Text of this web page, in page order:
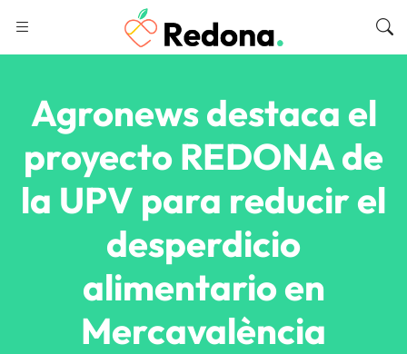
Agronews destaca el
proyecto REDONA de
la UPV para reducir el
desperdicio
alimentario en
Mercavalència